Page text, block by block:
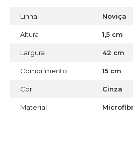
Linha Noviça
Altura 1,5 cm
Largura 42 cm
Comprimento 15 cm
Cor Cinza
Material